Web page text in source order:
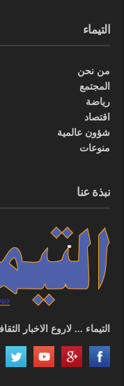
التيماء
من نحن
المجتمع
رياضة
اقتصاد
شؤون عالمية
منوعات
نبذة عنا
التيماء ... لاروع الاخبار